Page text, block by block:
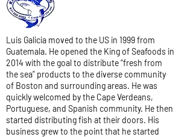
Luis Galicia moved to the US in 1999 from
Guatemala. He opened the King of Seafoods in
2014 with the goal to distribute “fresh from
the sea” products to the diverse community
of Boston and surrounding areas. He was
quickly welcomed by the Cape Verdeans,
Portuguese, and Spanish community. He then
started distributing fish at their doors. His
business grew to the point that he started